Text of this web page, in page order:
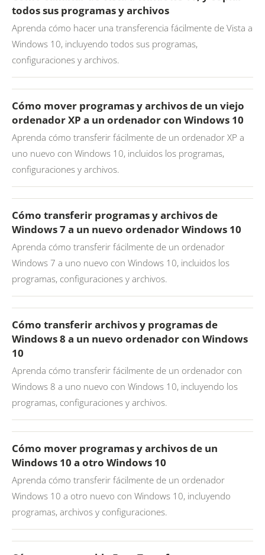
todos sus programas y archivos
Aprenda cómo hacer una transferencia fácilmente de Vista a
Windows 10, incluyendo todos sus programas,
configuraciones y archivos.
Cómo mover programas y archivos de un viejo
ordenador XP a un ordenador con Windows 10
Aprenda cómo transferir fácilmente de un ordenador XP a
uno nuevo con Windows 10, incluidos los programas,
configuraciones y archivos.
Cómo transferir programas y archivos de
Windows 7 a un nuevo ordenador Windows 10
Aprenda cómo transferir fácilmente de un ordenador
Windows 7 a uno nuevo con Windows 10, incluidos los
programas, configuraciones y archivos.
Cómo transferir archivos y programas de
Windows 8 a un nuevo ordenador con Windows
10
Aprenda cómo transferir fácilmente de un ordenador con
Windows 8 a uno nuevo con Windows 10, incluyendo los
programas, configuraciones y archivos.
Cómo mover programas y archivos de un
Windows 10 a otro Windows 10
Aprenda cómo transferir fácilmente de un ordenador
Windows 10 a otro nuevo con Windows 10, incluyendo
programas, archivos y configuraciones.